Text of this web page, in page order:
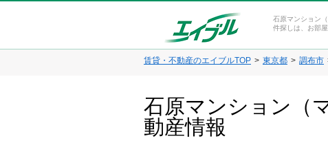
石原マンション
件探しは、お部
賃貸・不動産のエイブルTOP 東京都 調布市
石原マンション（
動産情報